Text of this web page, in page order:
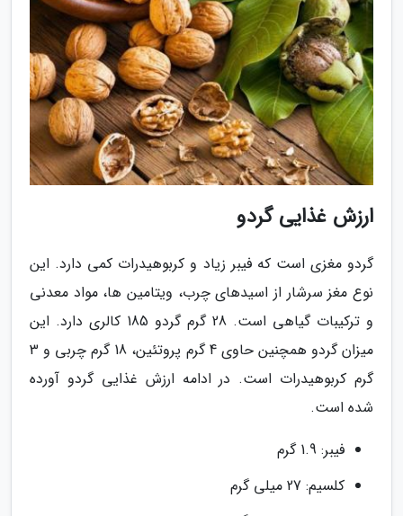
ارزش غذایی گردو
گردو مغزی است که فیبر زیاد و کربوهیدرات کمی دارد. این
نوع مغز سرشار از اسیدهای چرب، ویتامین ها، مواد معدنی
و ترکیبات گیاهی است. 28 گرم گردو 185 کالری دارد. این
میزان گردو همچنین حاوی 4 گرم پروتئین، 18 گرم چربی و 3
گرم کربوهیدرات است. در ادامه ارزش غذایی گردو آورده
شده است.
فیبر: 1.9 گرم
کلسیم: 27 میلی گرم